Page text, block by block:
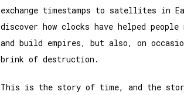
exchange timestamps to satellites in
discover how clocks have helped
and build empires, but also, on
brink of destruction.
This is the story of time, and the